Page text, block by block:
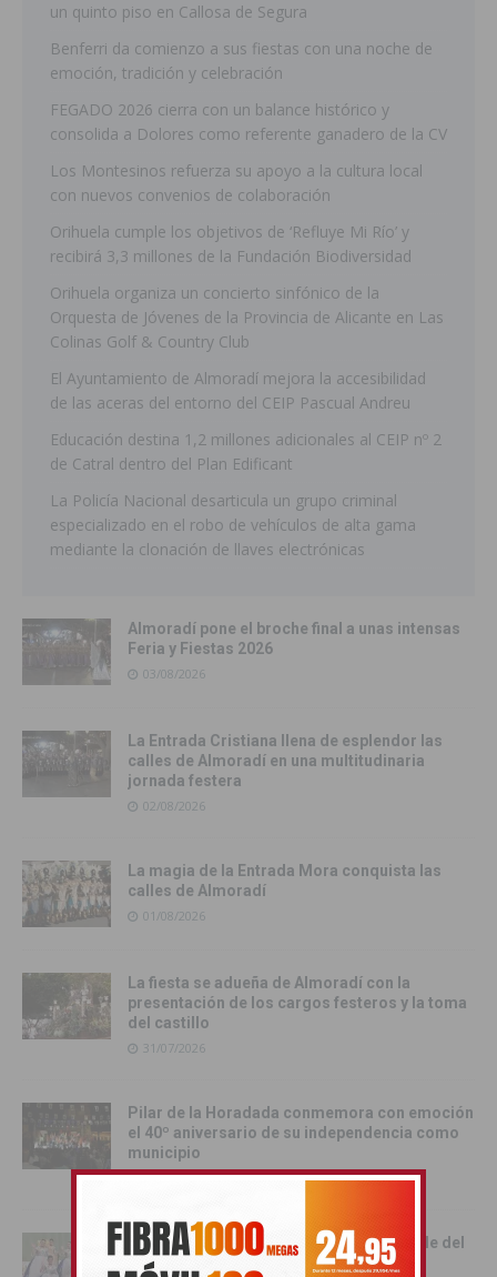
un quinto piso en Callosa de Segura
Benferri da comienzo a sus fiestas con una noche de
emoción, tradición y celebración
FEGADO 2026 cierra con un balance histórico y
consolida a Dolores como referente ganadero de la CV
Los Montesinos refuerza su apoyo a la cultura local
con nuevos convenios de colaboración
Orihuela cumple los objetivos de ‘Refluye Mi Río’ y
recibirá 3,3 millones de la Fundación Biodiversidad
Orihuela organiza un concierto sinfónico de la
Orquesta de Jóvenes de la Provincia de Alicante en Las
Colinas Golf & Country Club
El Ayuntamiento de Almoradí mejora la accesibilidad
de las aceras del entorno del CEIP Pascual Andreu
Educación destina 1,2 millones adicionales al CEIP nº 2
de Catral dentro del Plan Edificant
La Policía Nacional desarticula un grupo criminal
especializado en el robo de vehículos de alta gama
mediante la clonación de llaves electrónicas
Almoradí pone el broche final a unas intensas
Feria y Fiestas 2026
03/08/2026
La Entrada Cristiana llena de esplendor las
calles de Almoradí en una multitudinaria
jornada festera
02/08/2026
La magia de la Entrada Mora conquista las
calles de Almoradí
01/08/2026
La fiesta se adueña de Almoradí con la
presentación de los cargos festeros y la toma
del castillo
31/07/2026
Pilar de la Horadada conmemora con emoción
el 40º aniversario de su independencia como
municipio
31/07/2026
Almoradí presume de raíces con el desfile del
Bando Huertano